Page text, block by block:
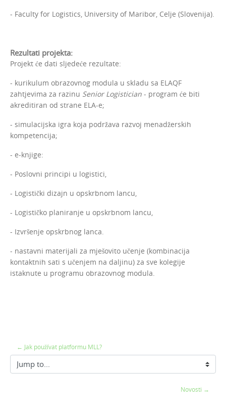
- Faculty for Logistics, University of Maribor, Celje (Slovenija).
Rezultati projekta:
Projekt će dati sljedeće rezultate:
- kurikulum obrazovnog modula u skladu sa ELAQF
zahtjevima za razinu Senior Logistician - program će biti
akreditiran od strane ELA-e;
- simulacijska igra koja podržava razvoj menadžerskih
kompetencija;
- e-knjige:
- Poslovni principi u logistici,
- Logistički dizajn u opskrbnom lancu,
- Logističko planiranje u opskrbnom lancu,
- Izvršenje opskrbnog lanca.
- nastavni materijali za mješovito učenje (kombinacija
kontaktnih sati s učenjem na daljinu) za sve kolegije
istaknute u programu obrazovnog modula.
← Jak používat platformu MLL?
Jump to...
Novosti →